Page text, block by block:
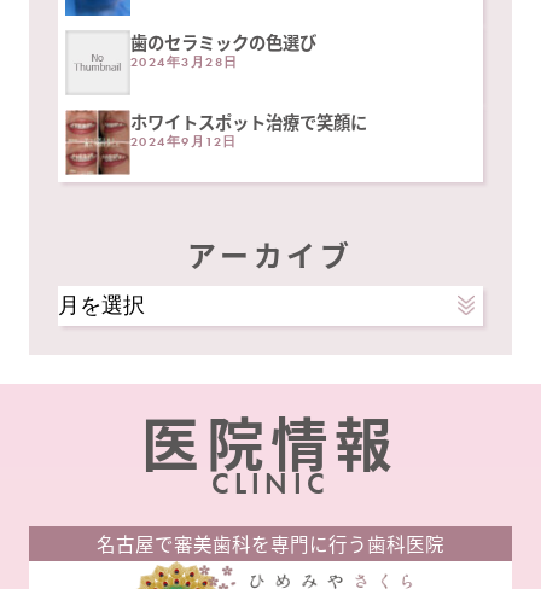
歯のセラミックの色選び
2024年3月28日
ホワイトスポット治療で笑顔に
2024年9月12日
アーカイブ
ア
ー
カ
医院情報
CLINIC
名古屋で審美歯科を専門に行う歯科医院